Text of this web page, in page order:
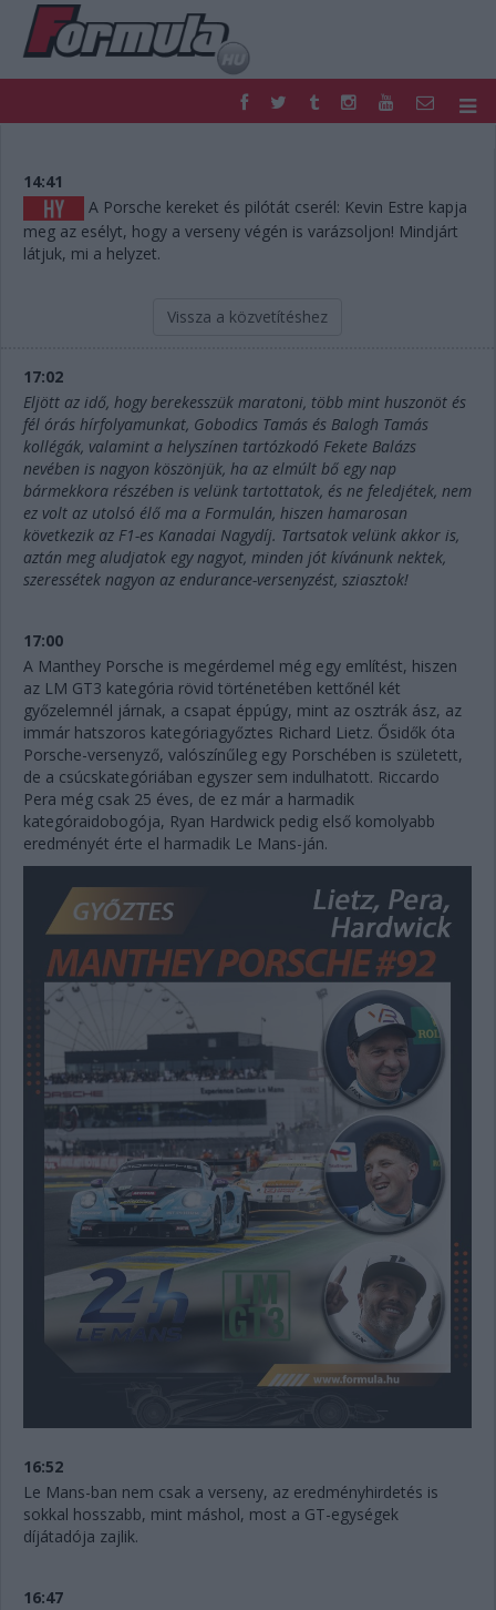
FORMULA
NEMZETKÖZI
HAZAI
RETRO
EGYÉB
PODCAST
PONTÁLLÁSOK
14:41
A Porsche kereket és pilótát cserél: Kevin Estre kapja
meg az esélyt, hogy a verseny végén is varázsoljon! Mindjárt
látjuk, mi a helyzet.
Vissza a közvetítéshez
17:02
Eljött az idő, hogy berekesszük maratoni, több mint huszonöt és
fél órás hírfolyamunkat, Gobodics Tamás és Balogh Tamás
kollégák, valamint a helyszínen tartózkodó Fekete Balázs
nevében is nagyon köszönjük, ha az elmúlt bő egy nap
bármekkora részében is velünk tartottatok, és ne feledjétek, nem
ez volt az utolsó élő ma a Formulán, hiszen hamarosan
következik az F1-es Kanadai Nagydíj. Tartsatok velünk akkor is,
aztán meg aludjatok egy nagyot, minden jót kívánunk nektek,
szeressétek nagyon az endurance-versenyzést, sziasztok!
17:00
A Manthey Porsche is megérdemel még egy említést, hiszen
az LM GT3 kategória rövid történetében kettőnél két
győzelemnél járnak, a csapat éppúgy, mint az osztrák ász, az
immár hatszoros kategóriagyőztes Richard Lietz. Ősidők óta
Porsche-versenyző, valószínűleg egy Porschében is született,
de a csúcskategóriában egyszer sem indulhatott. Riccardo
Pera még csak 25 éves, de ez már a harmadik
kategóraidobogója, Ryan Hardwick pedig első komolyabb
eredményét érte el harmadik Le Mans-ján.
16:52
Le Mans-ban nem csak a verseny, az eredményhirdetés is
sokkal hosszabb, mint máshol, most a GT-egységek
díjátadója zajlik.
16:47